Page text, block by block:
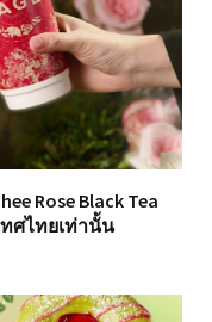
Rose Black Tea
ทศไทยเท่านั้น